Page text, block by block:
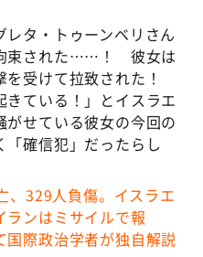
タ・トゥーンベリさん
束された……！ 彼女は
を受けて拉致された！
ている！」とイスラエ
せている彼女の今回の
確信犯」だったらし
、329人負傷。イスラエ
ランはミサイルで報
際政治学者が独自解説